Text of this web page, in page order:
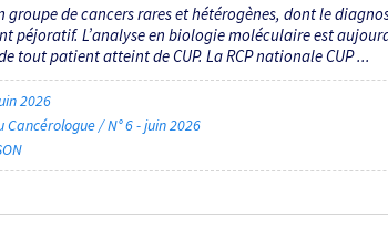
groupe de cancers rares et hétérogènes, dont le
péjoratif. L’analyse en biologie moléculaire est
tout patient atteint de CUP. La RCP nationale CUP ...
2026
Cancérologue / N° 6 - juin 2026